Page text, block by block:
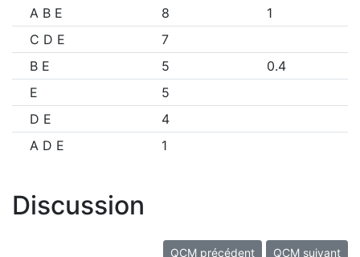
A B E
8
1
C D E
7
B E
5
0.4
E
5
D E
4
A D E
1
Discussion
QCM précédent QCM suivant